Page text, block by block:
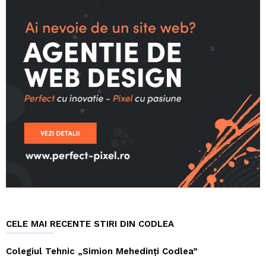
CELE MAI RECENTE STIRI DIN CODLEA
Colegiul Tehnic „Simion Mehedinți Codlea”